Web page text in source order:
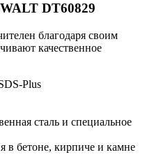
DT60829
благодаря своим
качественное
Plus
сталь и специальное
в бетоне, кирпиче и камне